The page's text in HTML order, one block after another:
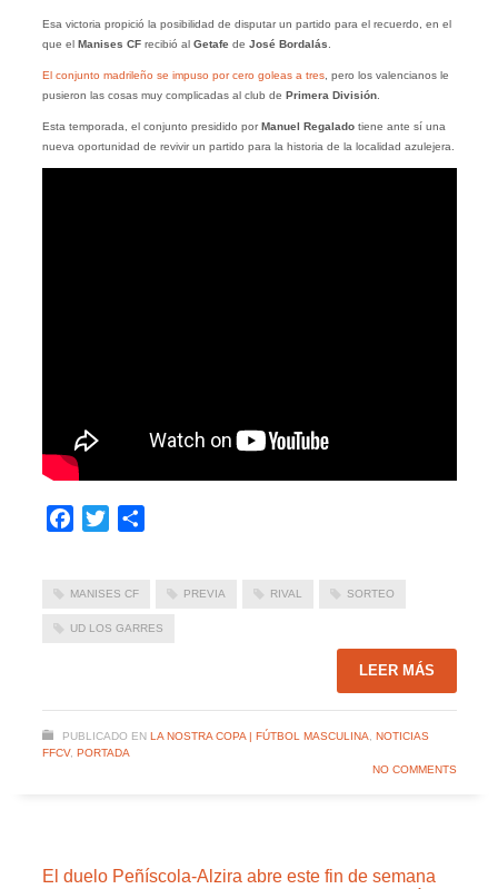
Esa victoria propició la posibilidad de disputar un partido para el recuerdo, en el
que el Manises CFrecibió al Getafede José Bordalás
El conjunto madrileño se impuso por cero goleas a tres, pero los valencianos le
pusieron las cosas muy complicadas al club de Primera División.
Esta temporada, el conjunto presidido porManuel Regaladotiene ante sí una
nueva oportunidad de revivir un partido para la historia de la localidad azulejera.
Facebook
Twitter
MANISES CF PREVIA RIVAL SORTEO
UD LOS GARRES
LEER MÁS
PUBLICADO EN LA NOSTRA COPA | FÚTBOL MASCULINA, NOTICIAS
FFCV, PORTADA
NO COMMENTS
El duelo Peñíscola-Alzira abre este fin de semana